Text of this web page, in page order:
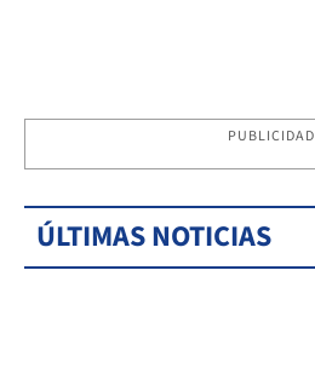
PUBLICIDAD
ÚLTIMAS NOTICIAS